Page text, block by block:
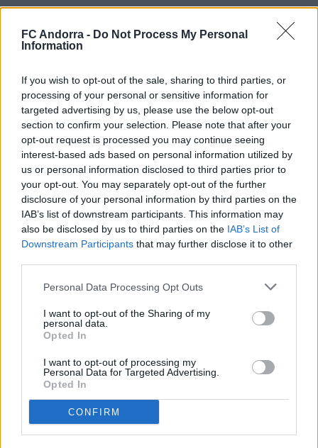
FC Andorra - Do Not Process My Personal
Information
If you wish to opt-out of the sale, sharing to third parties, or
processing of your personal or sensitive information for
targeted advertising by us, please use the below opt-out
section to confirm your selection. Please note that after your
opt-out request is processed you may continue seeing
interest-based ads based on personal information utilized by
us or personal information disclosed to third parties prior to
your opt-out. You may separately opt-out of the further
disclosure of your personal information by third parties on the
IAB’s list of downstream participants. This information may
also be disclosed by us to third parties on the IAB’s List of
Downstream Participants that may further disclose it to other
Personal Data Processing Opt Outs
I want to opt-out of the Sharing of my
personal data.
Opted In
I want to opt-out of processing my
Personal Data for Targeted Advertising.
Opted In
CONFIRM
¡Bienvenido al Principado, César! ¡Tus éxitos serán los
nuestros!
Trayectoria
14/15:Pacense
14/15:Córdoba B
16/17:Cultural Leonesa / Villanovense
17/18:Valencia B
2018-21:CD Badajoz
2021-23:Sabadell
23/24:Lugo
#SomTricolors
Noticias relacionadas